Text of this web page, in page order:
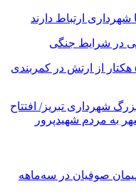
آماده‌سازی نقشه‌های تفکیکی ۵۹ هکتار از ارتش در کمربندی
شهرداری تبریز/ افتتاح
به مردم شهیدپرور
سیمان صوفیان در سه‌ماهه